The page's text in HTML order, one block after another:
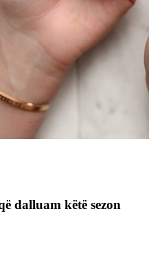
dalluam këtë sezon